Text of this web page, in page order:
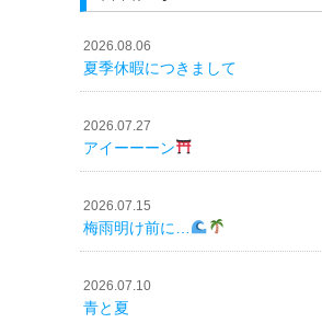
2026.08.06
夏季休暇につきまして
2026.07.27
アイーーーン
2026.07.15
梅雨明け前に…
2026.07.10
青と夏